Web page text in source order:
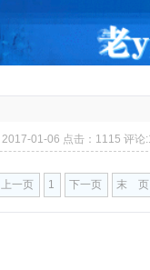
2017-01-06 点击：1115 评论
上一页 1 下一页 末 页